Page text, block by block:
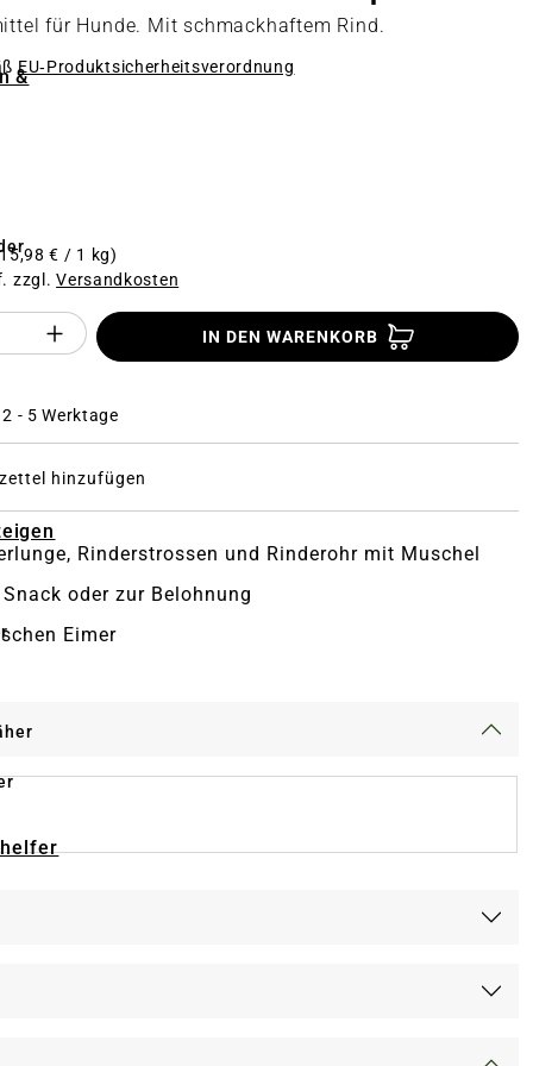
&
für Hunde. Mit schmackhaftem Rind.
EU‑Produktsicherheitsverordnung
€ / 1 kg)
zzgl.Versandkosten
des Produktes "%product%":
IN DEN WARENKORB
- 5 Werktage
hinzufügen
Rinderstrossen und Rinderohr mit Muschel
Snack oder zur Belohnung
Eimer